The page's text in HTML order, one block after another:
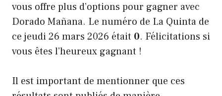
vous offre plus d’options pour gagner avec
Dorado Mañana. Le numéro de La Quinta de
ce jeudi 26 mars 2026 était 0. Félicitations si
vous êtes l’heureux gagnant !
Il est important de mentionner que ces